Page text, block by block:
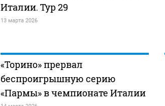
Италии. Тур 29
13 марта 2026
«Торино» прервал
беспроигрышную серию
«Пармы» в чемпионате Италии